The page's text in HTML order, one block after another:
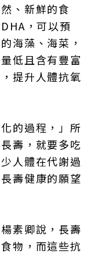
、新鮮的食
，可以預
海藻、海菜，
低且含有豐富
提升人體抗氧
的過程，」所
壽，就要多吃
人體在代謝過
壽健康的願望
素卿說，長壽
物，而這些抗